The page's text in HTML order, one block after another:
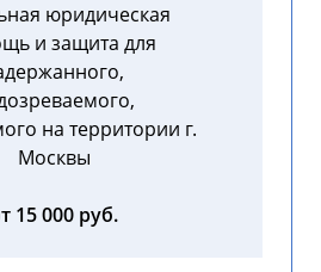
юридическая
и защита для
на территории г.
Москвы
15 000 руб.